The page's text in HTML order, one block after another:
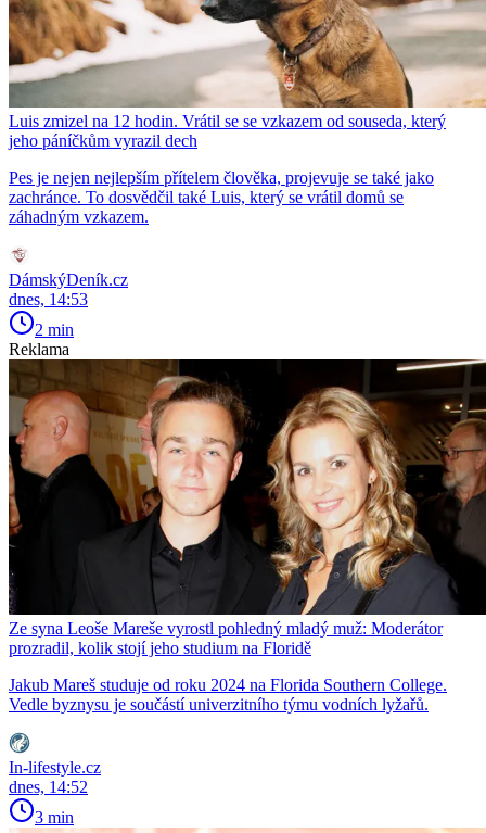
Luis zmizel na 12 hodin. Vrátil se se vzkazem od souseda, který
jeho páníčkům vyrazil dech
Pes je nejen nejlepším přítelem člověka, projevuje se také jako
zachránce. To dosvědčil také Luis, který se vrátil domů se
záhadným vzkazem.
DámskýDeník.cz
dnes, 14:53
2 min
Reklama
Ze syna Leoše Mareše vyrostl pohledný mladý muž: Moderátor
prozradil, kolik stojí jeho studium na Floridě
Jakub Mareš studuje od roku 2024 na Florida Southern College.
Vedle byznysu je součástí univerzitního týmu vodních lyžařů.
In-lifestyle.cz
dnes, 14:52
3 min